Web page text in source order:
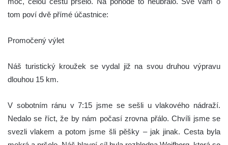
tom poví dvě přímé účastnice:
Promočený výlet
Náš turistický kroužek se vydal již na svou druhou výpravu
dlouhou 15 km.
V sobotním ránu v 7:15 jsme se sešli u vlakového nádraží.
Nedalo se říct, že by nám počasí zrovna přálo. Chvíli jsme se
svezli vlakem a potom jsme šli pěšky – jak jinak. Cesta byla